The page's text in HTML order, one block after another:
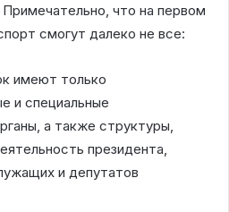
что на первом
смогут далеко не все:
имеют только
и специальные
а также структуры,
президента,
и депутатов